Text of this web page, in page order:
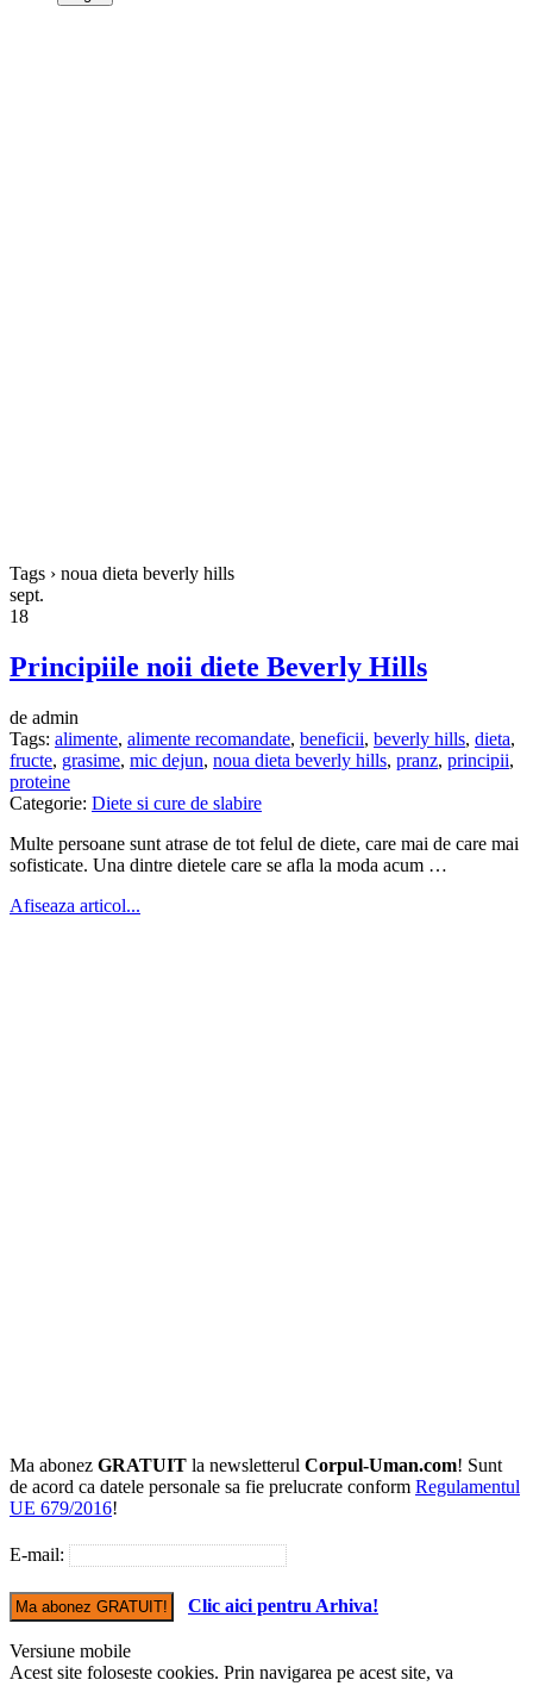
Tags › noua dieta beverly hills
sept.
18
Principiile noii diete Beverly Hills
de admin
Tags: alimente, alimente recomandate, beneficii, beverly hills, dieta,
fructe, grasime, mic dejun, noua dieta beverly hills, pranz, principii,
proteine
Categorie: Diete si cure de slabire
Multe persoane sunt atrase de tot felul de diete, care mai de care mai
sofisticate. Una dintre dietele care se afla la moda acum …
Afiseaza articol...
Ma abonez GRATUIT la newsletterul Corpul-Uman.com! Sunt
de acord ca datele personale sa fie prelucrate conform Regulamentul
UE 679/2016!
E-mail:
Clic aici pentru Arhiva!
Versiune mobile
Acest site foloseste cookies. Prin navigarea pe acest site, va